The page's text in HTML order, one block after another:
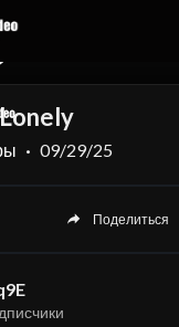
· 09/29/25
Поделиться